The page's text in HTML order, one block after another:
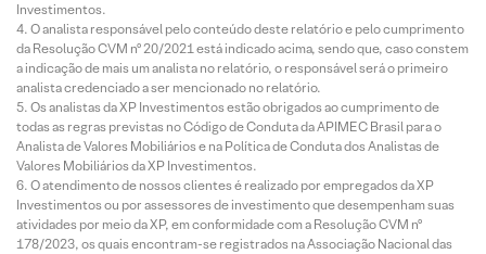
Investimentos.
O analista responsável pelo conteúdo deste relatório e pelo cumprimento
da Resolução CVM nº 20/2021 está indicado acima, sendo que, caso constem
a indicação de mais um analista no relatório, o responsável será o primeiro
analista credenciado a ser mencionado no relatório.
Os analistas da XP Investimentos estão obrigados ao cumprimento de
todas as regras previstas no Código de Conduta da APIMEC Brasil para o
Analista de Valores Mobiliários e na Política de Conduta dos Analistas de
Valores Mobiliários da XP Investimentos.
O atendimento de nossos clientes é realizado por empregados da XP
Investimentos ou por assessores de investimento que desempenham suas
atividades por meio da XP, em conformidade com a Resolução CVM nº
178/2023, os quais encontram-se registrados na Associação Nacional das